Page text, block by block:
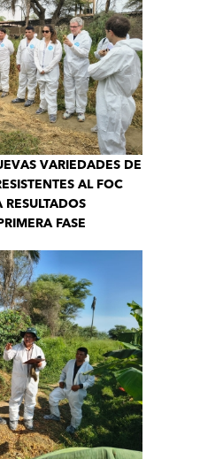
VARIEDADES DE
AL FOC
RESULTADOS
FASE